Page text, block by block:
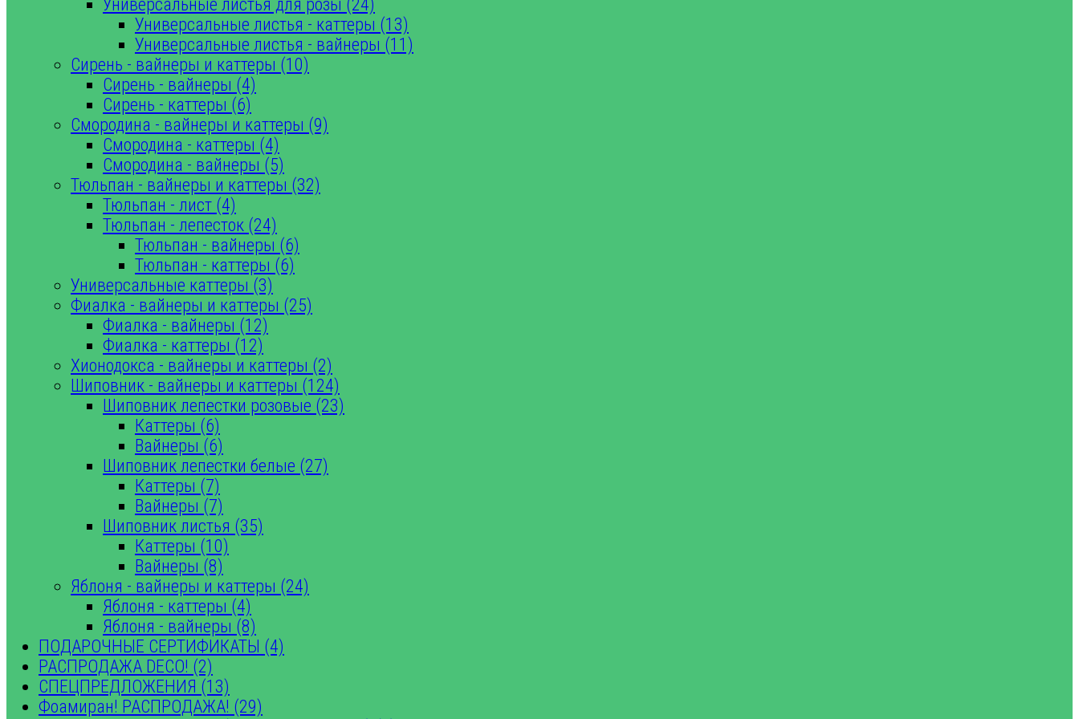
Универсальные листья для розы (24)
Универсальные листья - каттеры (13)
Универсальные листья - вайнеры (11)
Сирень - вайнеры и каттеры (10)
Сирень - вайнеры (4)
Сирень - каттеры (6)
Смородина - вайнеры и каттеры (9)
Смородина - каттеры (4)
Смородина - вайнеры (5)
Тюльпан - вайнеры и каттеры (32)
Тюльпан - лист (4)
Тюльпан - лепесток (24)
Тюльпан - вайнеры (6)
Тюльпан - каттеры (6)
Универсальные каттеры (3)
Фиалка - вайнеры и каттеры (25)
Фиалка - вайнеры (12)
Фиалка - каттеры (12)
Хионодокса - вайнеры и каттеры (2)
Шиповник - вайнеры и каттеры (124)
Шиповник лепестки розовые (23)
Каттеры (6)
Вайнеры (6)
Шиповник лепестки белые (27)
Каттеры (7)
Вайнеры (7)
Шиповник листья (35)
Каттеры (10)
Вайнеры (8)
Яблоня - вайнеры и каттеры (24)
Яблоня - каттеры (4)
Яблоня - вайнеры (8)
ПОДАРОЧНЫЕ СЕРТИФИКАТЫ (4)
РАСПРОДАЖА DECO! (2)
СПЕЦПРЕДЛОЖЕНИЯ (13)
Фоамиран! РАСПРОДАЖА! (29)